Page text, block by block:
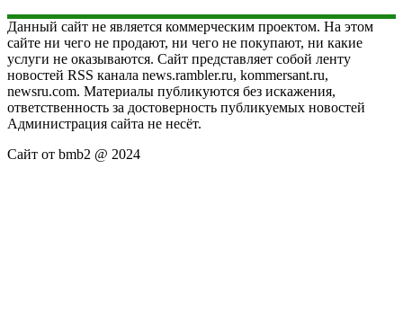
Данный сайт не является коммерческим проектом. На этом
сайте ни чего не продают, ни чего не покупают, ни какие
услуги не оказываются. Сайт представляет собой ленту
новостей RSS канала news.rambler.ru, kommersant.ru,
newsru.com. Материалы публикуются без искажения,
ответственность за достоверность публикуемых новостей
Администрация сайта не несёт.
Сайт от bmb2 @ 2024